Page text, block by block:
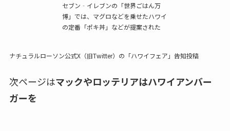
セブン‐イレブンの「世界ごはん万
博」では、マグロなどを乗せたハワイ
の定番「ポキ丼」などが提案された
ナチュラルローソン公式X（旧Twitter）の「ハワイフェア」告知投稿
次ページはマックやロッテリアはハワイアンバー
ガーを